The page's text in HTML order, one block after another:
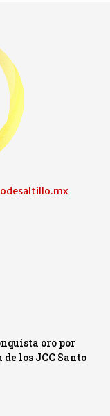
oro por
los JCC Santo